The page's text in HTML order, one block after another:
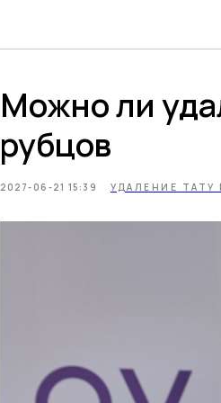
Можно ли
рубцов
2027-06-21 15:39 УДАЛЕНИЕ ТАТУ